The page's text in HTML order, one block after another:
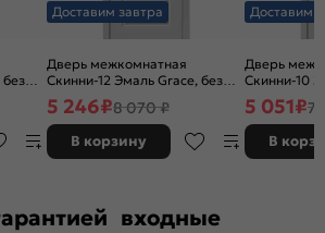
Доставим завтра
Дверь межкомнатная
Скинни-12 Эмаль Grace, без
декора, глухая, без стекла,
без кромки, скиновая
5 246₽8 070 ₽
В корзину
Доставим
Дверь
Скинни-10
декора,
без кромки,
5 051₽7
В
входные